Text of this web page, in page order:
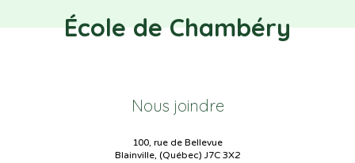
École de Chambéry
Nous joindre
100, rue de Bellevue
Blainville, (Québec) J7C 3X2